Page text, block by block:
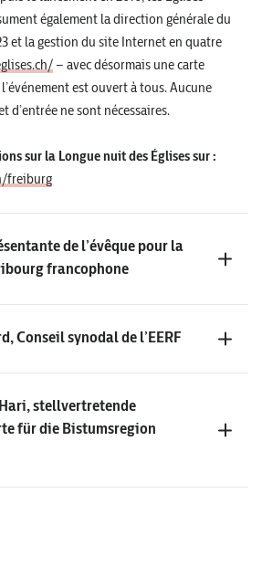
également la direction générale du
et la gestion du site Internet en quatre
– avec désormais une carte
est ouvert à tous. Aucune
ne sont nécessaires.
sur la Longue nuit des Églises sur:
freiburg
de l’évêque pour la
francophone
Conseil synodal de l’EERF
stellvertretende
für die Bistumsregion